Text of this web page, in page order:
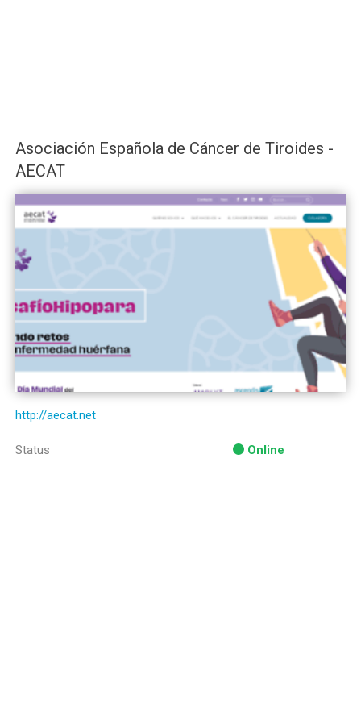
Asociación Española de Cáncer de Tiroides -
AECAT
http://aecat.net
Status Online